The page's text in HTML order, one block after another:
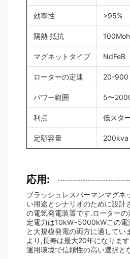
効率性 >95%
隔熱 抵抗
マグネットタイプ NdFeB
ローターの定速 20-900
パワー範囲 5〜
利点 低スタ
定額容量 200kva
応用:
ブラッシュレスパーマンマグネ
い用途とシナリオのために設計
の電気発電装置です.ローター
定電力は10kW~5000kWこの電
と大規模発電の両方に適してい
より,長寿は最大20年になりま
運用環境で信頼性の高い選択と